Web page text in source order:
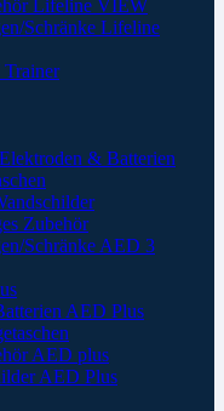
Lifeline VIEW
Schränke Lifeline
& Batterien
Zubehör
Schränke AED 3
AED Plus
AED plus
AED Plus